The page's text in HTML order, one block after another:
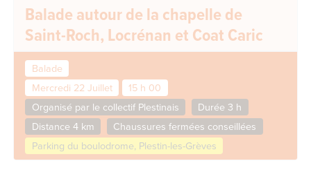
Balade autour de la chapelle de
Saint-Roch, Locrénan et Coat Caric
Balade
Mercredi 22 Juillet
15 h 00
Organisé par le collectif Plestinais
Durée 3 h
Distance 4 km
Chaussures fermées conseillées
Parking du boulodrome, Plestin-les-Grèves